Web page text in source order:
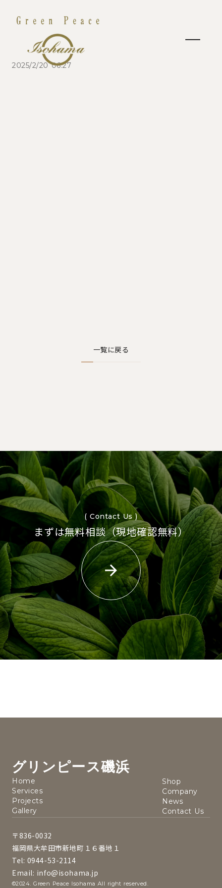
2025/2/20 06:27
一覧に戻る
( Contact Us )
まずは無料相談（現地確認無料）
arrow_forward
グリンピース磯浜
Home
Services
Projects
Gallery
Shop
Company
News
Contact Us
〒836-0032
福岡県大牟田市新地町１６番地１
Tel: 0944-53-2114
Email: info@isohama.jp
©2024. Green Peace Isohama All right reserved.